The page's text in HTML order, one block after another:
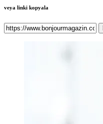
veya linki kopyala